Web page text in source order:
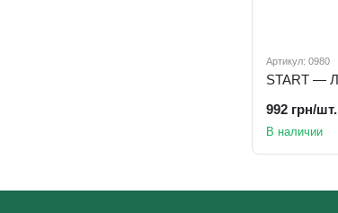
Артикул: 0980
992 грн/шт.
В наличии